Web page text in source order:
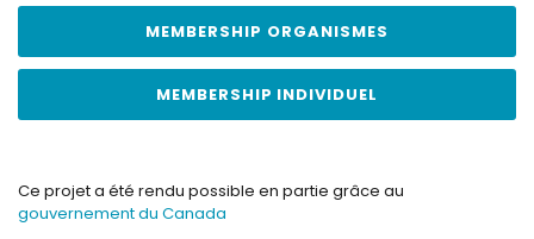
MEMBERSHIP ORGANISMES
MEMBERSHIP INDIVIDUEL
Ce projet a été rendu possible en partie grâce au
gouvernement du Canada